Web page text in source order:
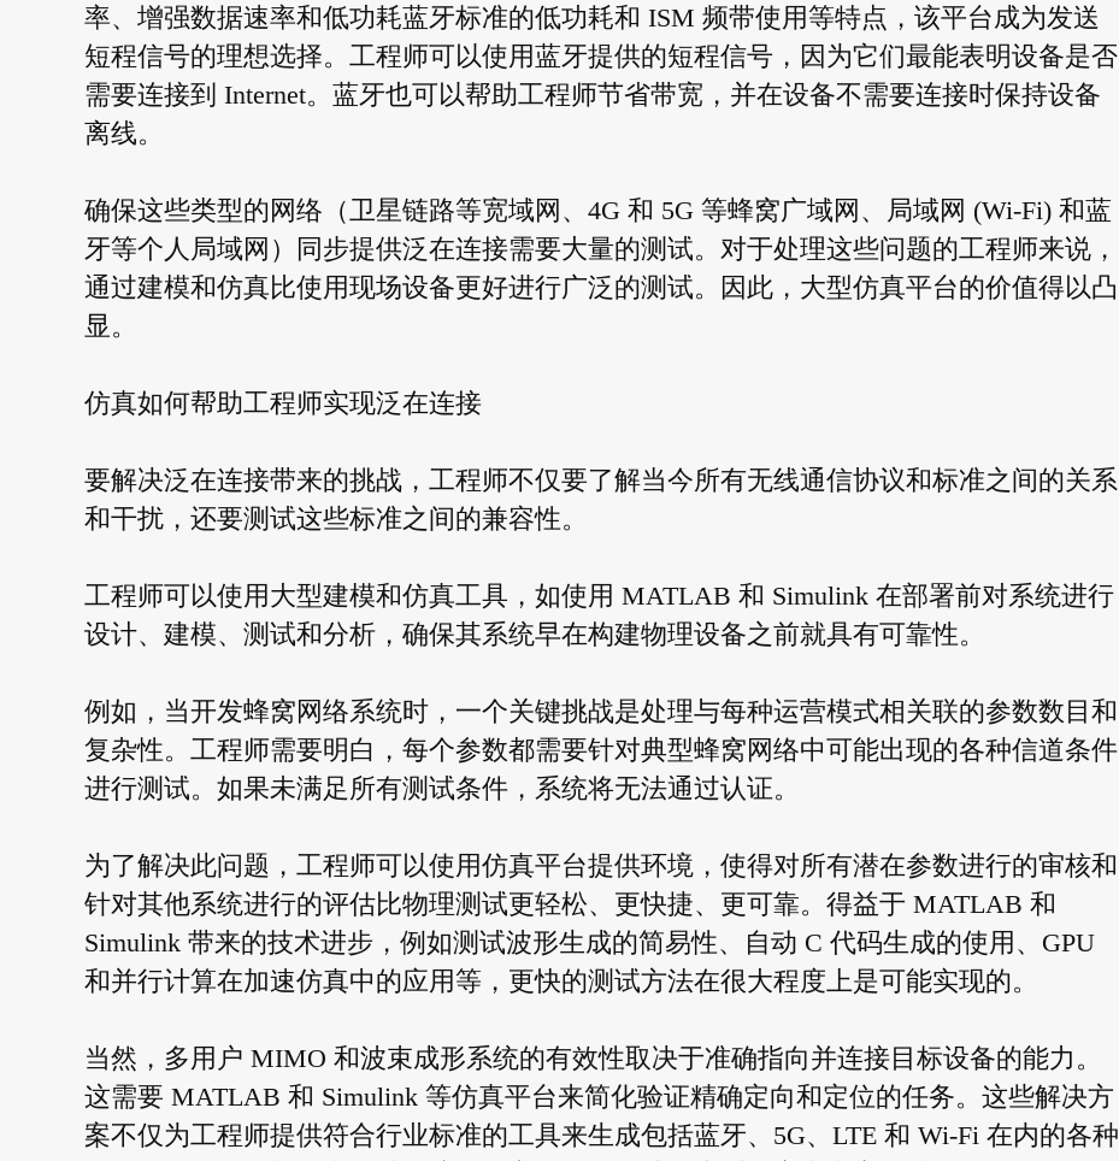
率、增强数据速率和低功耗蓝牙标准的低功耗和 ISM 频带使用等特点，该平台成为发送
短程信号的理想选择。工程师可以使用蓝牙提供的短程信号，因为它们最能表明设备是否
需要连接到 Internet。蓝牙也可以帮助工程师节省带宽，并在设备不需要连接时保持设备
离线。
确保这些类型的网络（卫星链路等宽域网、4G 和 5G 等蜂窝广域网、局域网 (Wi-Fi) 和蓝
牙等个人局域网）同步提供泛在连接需要大量的测试。对于处理这些问题的工程师来说，
通过建模和仿真比使用现场设备更好进行广泛的测试。因此，大型仿真平台的价值得以凸
显。
仿真如何帮助工程师实现泛在连接
要解决泛在连接带来的挑战，工程师不仅要了解当今所有无线通信协议和标准之间的关系
和干扰，还要测试这些标准之间的兼容性。
工程师可以使用大型建模和仿真工具，如使用 MATLAB 和 Simulink 在部署前对系统进行
设计、建模、测试和分析，确保其系统早在构建物理设备之前就具有可靠性。
例如，当开发蜂窝网络系统时，一个关键挑战是处理与每种运营模式相关联的参数数目和
复杂性。工程师需要明白，每个参数都需要针对典型蜂窝网络中可能出现的各种信道条件
进行测试。如果未满足所有测试条件，系统将无法通过认证。
为了解决此问题，工程师可以使用仿真平台提供环境，使得对所有潜在参数进行的审核和
针对其他系统进行的评估比物理测试更轻松、更快捷、更可靠。得益于 MATLAB 和
Simulink 带来的技术进步，例如测试波形生成的简易性、自动 C 代码生成的使用、GPU
和并行计算在加速仿真中的应用等，更快的测试方法在很大程度上是可能实现的。
当然，多用户 MIMO 和波束成形系统的有效性取决于准确指向并连接目标设备的能力。
这需要 MATLAB 和 Simulink 等仿真平台来简化验证精确定向和定位的任务。这些解决方
案不仅为工程师提供符合行业标准的工具来生成包括蓝牙、5G、LTE 和 Wi-Fi 在内的各种